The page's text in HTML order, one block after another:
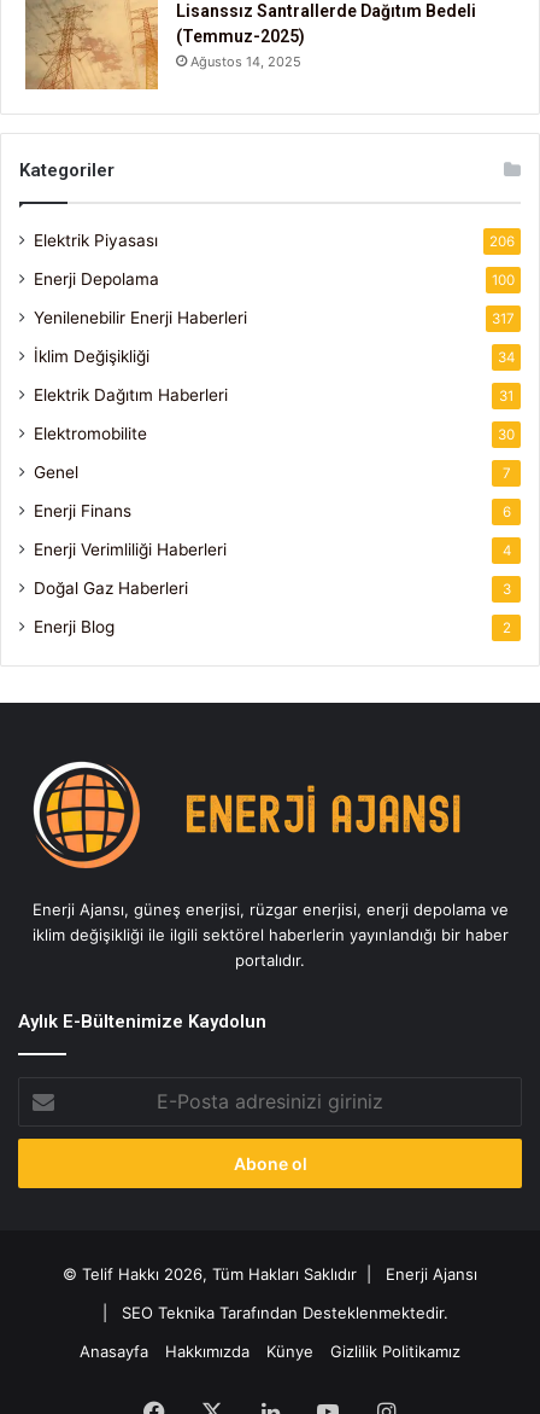
Lisanssız Santrallerde Dağıtım Bedeli
(Temmuz-2025)
Ağustos 14, 2025
Kategoriler
Elektrik Piyasası 206
Enerji Depolama 100
Yenilenebilir Enerji Haberleri 317
İklim Değişikliği 34
Elektrik Dağıtım Haberleri 31
Elektromobilite 30
Genel 7
Enerji Finans 6
Enerji Verimliliği Haberleri 4
Doğal Gaz Haberleri 3
Enerji Blog 2
Enerji Ajansı, güneş enerjisi, rüzgar enerjisi, enerji depolama ve
iklim değişikliği ile ilgili sektörel haberlerin yayınlandığı bir haber
portalıdır.
Aylık E-Bültenimize Kaydolun
Posta
adresinizi
© Telif Hakkı 2026, Tüm Hakları Saklıdır | Enerji Ajansı
SEO Teknika Tarafından Desteklenmektedir.
Anasayfa
Hakkımızda Künye Gizlilik Politikamız